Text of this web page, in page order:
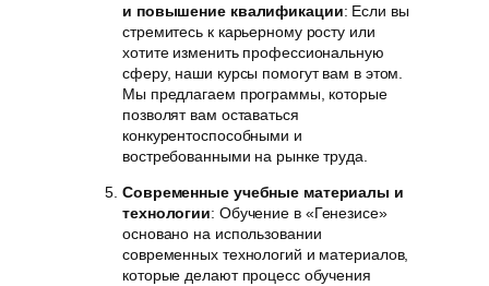
и повышение квалификации: Если вы
стремитесь к карьерному росту или
хотите изменить профессиональную
сферу, наши курсы помогут вам в этом.
Мы предлагаем программы, которые
позволят вам оставаться
конкурентоспособными и
востребованными на рынке труда.
Современные учебные материалы и
технологии: Обучение в «Генезисе»
основано на использовании
современных технологий и материалов,
которые делают процесс обучения